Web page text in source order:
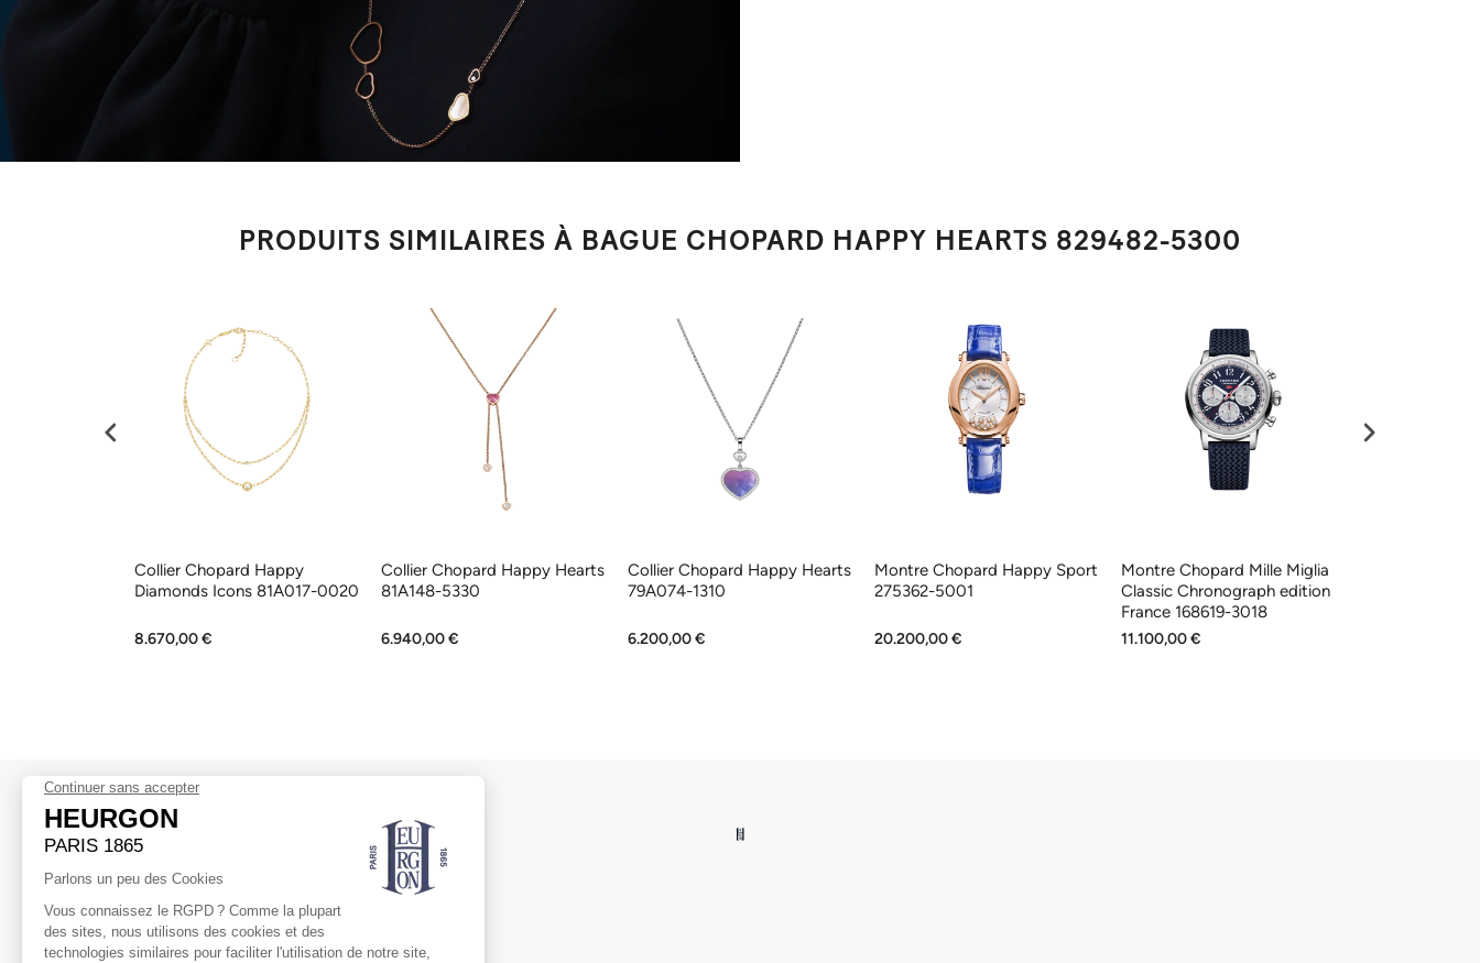
PRODUITS SIMILAIRES À BAGUE CHOPARD HAPPY HEARTS 829482-5300
Collier Chopard Happy
Diamonds Icons 81A017-0020
8.670,00 €
Collier Chopard Happy Hearts
81A148-5330
6.940,00 €
Collier Chopard Happy Hearts
79A074-1310
6.200,00 €
Montre Chopard Happy Sport
275362-5001
20.200,00 €
Montre Chopard Mille Miglia
Classic Chronograph edition
France 168619-3018
11.100,00 €